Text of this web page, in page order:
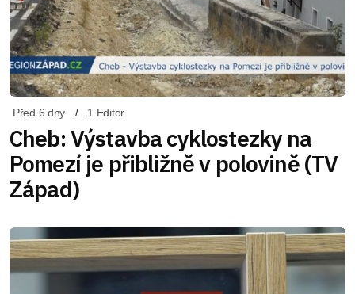
Před 6 dny 1 Editor
Cheb: Výstavba cyklostezky na
Pomezí je přibližně v polovině (TV
Západ)